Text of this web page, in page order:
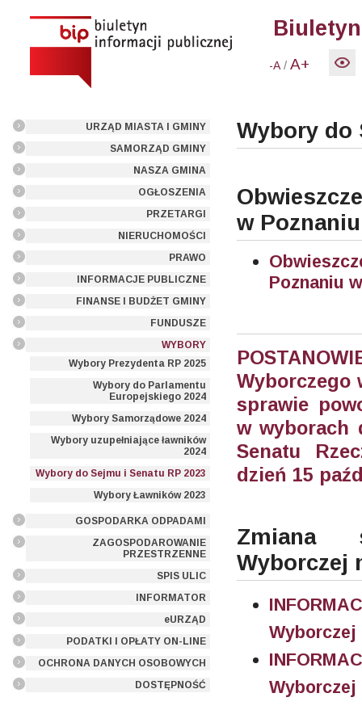
-A /A+
URZĄD MIASTA I GMINY
SAMORZĄD GMINY
NASZA GMINA
OGŁOSZENIA
PRZETARGI
NIERUCHOMOŚCI
PRAWO
INFORMACJE PUBLICZNE
FINANSE I BUDŻET GMINY
FUNDUSZE
WYBORY
Wybory Prezydenta RP 2025
Wybory do Parlamentu
Europejskiego 2024
Wybory Samorządowe 2024
Wybory uzupełniające ławników
2024
Wybory do Sejmu i Senatu RP 2023
Wybory Ławników 2023
GOSPODARKA ODPADAMI
ZAGOSPODAROWANIE
PRZESTRZENNE
SPIS ULIC
INFORMATOR
eURZĄD
PODATKI I OPŁATY ON-LINE
OCHRONA DANYCH OSOBOWYCH
DOSTĘPNOŚĆ
Wybory do
w Poznaniu
Poznaniu
Wyborczego
sprawie
w wyborach
Senatu
dzień 15
Zmiana
Wyborczej
Wyborczej
Wyborczej